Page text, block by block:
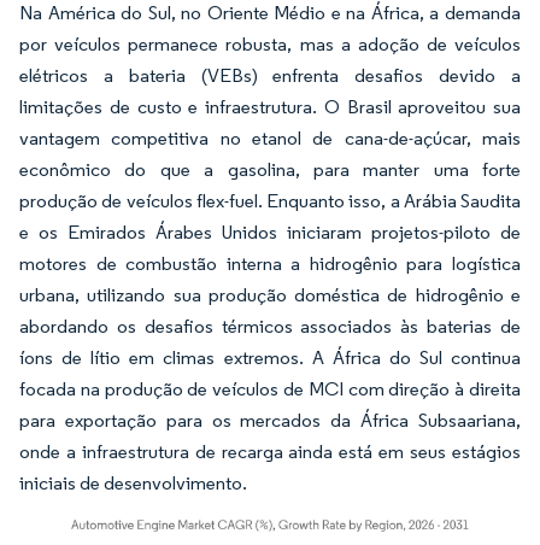
Na América do Sul, no Oriente Médio e na África, a demanda
por veículos permanece robusta, mas a adoção de veículos
elétricos a bateria (VEBs) enfrenta desafios devido a
limitações de custo e infraestrutura. O Brasil aproveitou sua
vantagem competitiva no etanol de cana-de-açúcar, mais
econômico do que a gasolina, para manter uma forte
produção de veículos flex-fuel. Enquanto isso, a Arábia Saudita
e os Emirados Árabes Unidos iniciaram projetos-piloto de
motores de combustão interna a hidrogênio para logística
urbana, utilizando sua produção doméstica de hidrogênio e
abordando os desafios térmicos associados às baterias de
íons de lítio em climas extremos. A África do Sul continua
focada na produção de veículos de MCI com direção à direita
para exportação para os mercados da África Subsaariana,
onde a infraestrutura de recarga ainda está em seus estágios
iniciais de desenvolvimento.